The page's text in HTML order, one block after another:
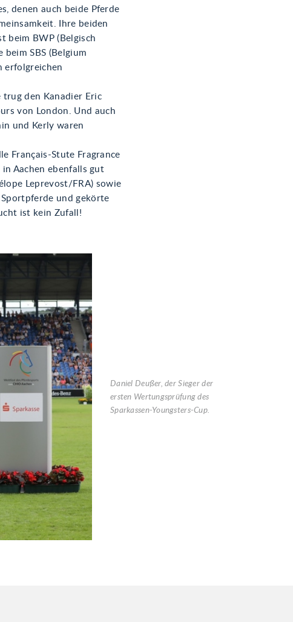
denen auch beide Pferde
Ihre beiden
beim BWP (Belgisch
SBS (Belgium
erfolgreichen
den Kanadier Eric
von London. Und auch
und Kerly waren
Français-Stute Fragrance
in Aachen ebenfalls gut
Leprevost/FRA) sowie
und gekörte
ist kein Zufall!
Daniel Deußer, der Sieger der
ersten Wertungsprüfung des
Sparkassen-Youngsters-Cup.